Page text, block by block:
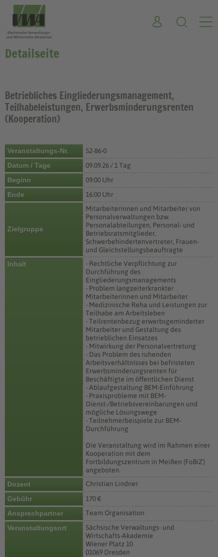
Detailseite
Betriebliches Eingliederungsmanagement,
Teilhabeleistungen, Erwerbsminderungsrenten
(Kooperation)
Veranstaltungs-Nr.
52-86-0
Datum / Tage
09.09.26 / 1 Tag
Beginn
09:00 Uhr
Ende
16:00 Uhr
Zielgruppe
Mitarbeiterinnen und Mitarbeiter von
Personalverwaltungen bzw.
Personalabteilungen, Personal- und
Betriebsratsmitglieder,
Schwerbehindertenvertreter, Frauen-
und Gleichstellungsbeauftragte
Inhalt
- Rechtliche Verpflichtung zur
Durchführung des
Eingliederungsmanagements
- Problem langzeiterkrankter
Mitarbeiterinnen und Mitarbeiter
- Medizinische Reha und Leistungen zur
Teilhabe am Arbeitsleben
- Teilrentenbezug erwerbsgeminderter
Mitarbeiter und Gestaltung des
betrieblichen Einsatzes
- Mitwirkung der Personalvertretung
- Das Problem des ruhenden
Arbeitsverhältnisses bei befristeten
Erwerbsminderungsrenten für
Beschäftigte im öffentlichen Dienst
- Ablaufgestaltung BEM-Einführung
- Praxisprobleme mit BEM-
Dienst-/Betriebsvereinbarungen und
mögliche Lösungswege
- Teilnehmerbeispiele zur BEM-
Durchführung
Die Veranstaltung wird im Rahmen einer
Kooperation mit dem
Fortbildungszentrum in Meißen (FoBiZ)
angeboten.
Dozent
Christian Lindner
Gebühr
170 €
Ansprechpartner
Team Organisation
Veranstaltungsort
Sächsische Verwaltungs- und
Wirtschafts-Akademie
Wiener Platz 10
01069 Dresden